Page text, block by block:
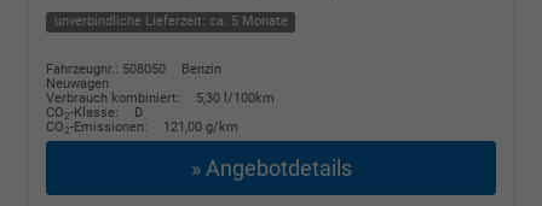
unverbindliche Lieferzeit: ca. 5 Monate
Fahrzeugnr.: 508050
Benzin
Neuwagen
Verbrauch kombiniert:
5,30 l/100km
CO2-Klasse:
D
CO2-Emissionen: 121,00 g/km
» Angebotdetails